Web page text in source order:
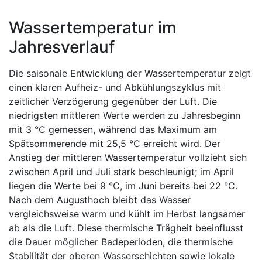
Wassertemperatur im
Jahresverlauf
Die saisonale Entwicklung der Wassertemperatur zeigt
einen klaren Aufheiz- und Abkühlungszyklus mit
zeitlicher Verzögerung gegenüber der Luft. Die
niedrigsten mittleren Werte werden zu Jahresbeginn
mit 3 °C gemessen, während das Maximum am
Spätsommerende mit 25,5 °C erreicht wird. Der
Anstieg der mittleren Wassertemperatur vollzieht sich
zwischen April und Juli stark beschleunigt; im April
liegen die Werte bei 9 °C, im Juni bereits bei 22 °C.
Nach dem Augusthoch bleibt das Wasser
vergleichsweise warm und kühlt im Herbst langsamer
ab als die Luft. Diese thermische Trägheit beeinflusst
die Dauer möglicher Badeperioden, die thermische
Stabilität der oberen Wasserschichten sowie lokale